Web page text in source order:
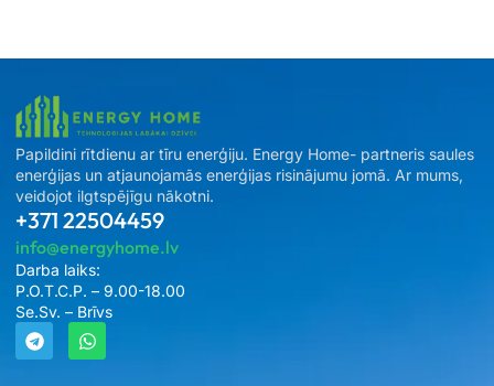
Papildini rītdienu ar tīru enerģiju. Energy Home- partneris saules
enerģijas un atjaunojamās enerģijas risinājumu jomā. Ar mums,
veidojot ilgtspējīgu nākotni.
+371 22504459
info@energyhome.lv
Darba laiks:
P.O.T.C.P. – 9.00-18.00
Se.Sv. – Brīvs